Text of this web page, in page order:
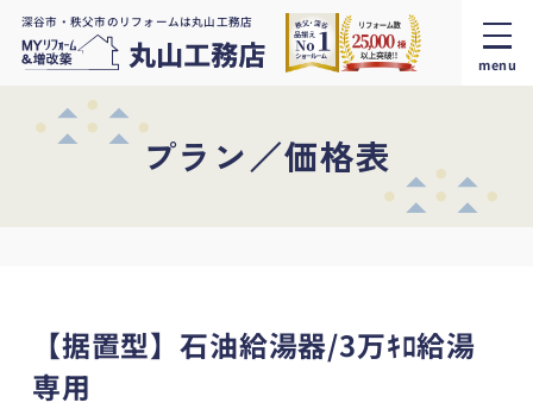
深谷市・秩父市のリフォームは丸山工務店
menu
プラン／価格表
【据置型】石油給湯器/3万ｷﾛ給湯
専用